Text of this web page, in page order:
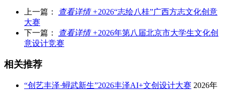
上一篇： 查看详情 +2026“志绘八桂”广西方志文化创意
大赛
下一篇：
查看详情 +2026年第八届北京市大学生文化创
意设计竞赛
相关推荐
“创艺丰泽·蟳武新生”2026丰泽AI+文创设计大赛 2026年